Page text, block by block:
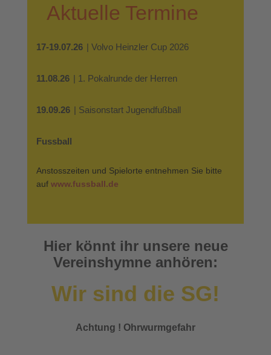
Aktuelle Termine
17-19.07.26 | Volvo Heinzler Cup 2026
11.08.26 | 1. Pokalrunde der Herren
19.09.26 | Saisonstart Jugendfußball
Fussball
Anstosszeiten und Spielorte entnehmen Sie bitte
auf www.fussball.de
Hier könnt ihr unsere neue
Vereinshymne anhören:
Wir sind die SG!
Achtung ! Ohrwurmgefahr